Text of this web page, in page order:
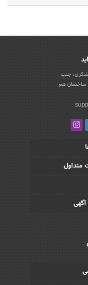
لشکری، جنب
ساختمان هم
متداول
آگهی